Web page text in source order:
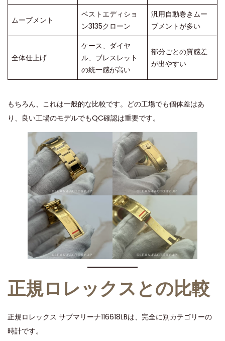
ムーブメント
ベストエディショ
ン3135クローン
汎用自動巻きムー
ブメントが多い
全体仕上げ
ケース、ダイヤ
ル、ブレスレット
の統一感が高い
部分ごとの質感差
が出やすい
もちろん、これは一般的な比較です。どの工場でも個体差はあ
り、良い工場のモデルでもQC確認は重要です。
正規ロレックスとの比較
正規ロレックス サブマリーナ116618LBは、完全に別カテゴリーの
時計です。